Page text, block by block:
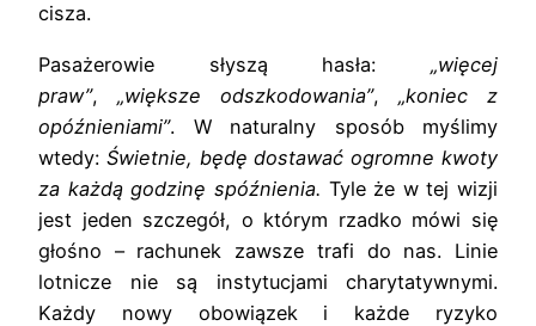
cisza.
Pasażerowie słyszą hasła: „więcej
praw”, „większe odszkodowania”, „koniec z
opóźnieniami”. W naturalny sposób myślimy
wtedy: Świetnie, będę dostawać ogromne kwoty
za każdą godzinę spóźnienia. Tyle że w tej wizji
jest jeden szczegół, o którym rzadko mówi się
głośno – rachunek zawsze trafi do nas. Linie
lotnicze nie są instytucjami charytatywnymi.
Każdy nowy obowiązek i każde ryzyko